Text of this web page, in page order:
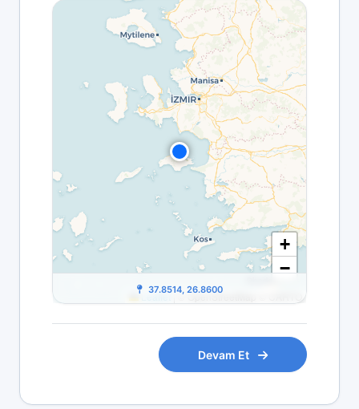
+
−
Leaflet |© OpenStreetMap © CARTO
37.8514, 26.8600
Devam Et